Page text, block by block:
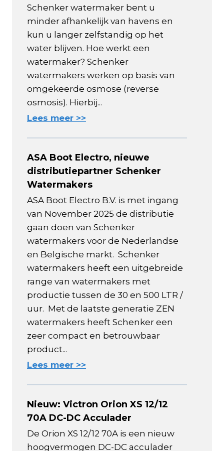
Schenker watermaker bent u
minder afhankelijk van havens en
kun u langer zelfstandig op het
water blijven. Hoe werkt een
watermaker? Schenker
watermakers werken op basis van
omgekeerde osmose (reverse
osmosis). Hierbij...
Lees meer >>
ASA Boot Electro, nieuwe
distributiepartner Schenker
Watermakers
ASA Boot Electro B.V. is met ingang
van November 2025 de distributie
gaan doen van Schenker
watermakers voor de Nederlandse
en Belgische markt. Schenker
watermakers heeft een uitgebreide
range van watermakers met
productie tussen de 30 en 500 LTR /
uur. Met de laatste generatie ZEN
watermakers heeft Schenker een
zeer compact en betrouwbaar
product...
Lees meer >>
Nieuw: Victron Orion XS 12/12
70A DC-DC Acculader
De Orion XS 12/12 70A is een nieuw
hoogvermogen DC-DC acculader